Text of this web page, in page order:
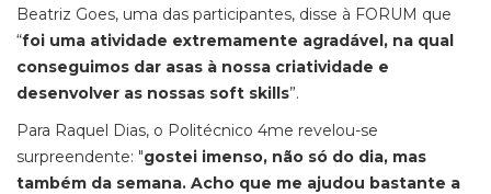
Beatriz Goes, uma das participantes, disse à FORUM que
“foi uma atividade extremamente agradável, na qual
conseguimos dar asas à nossa criatividade e
desenvolver as nossas soft skills”.
Para Raquel Dias, o Politécnico 4me revelou-se
surpreendente: "gostei imenso, não só do dia, mas
também da semana. Acho que me ajudou bastante a